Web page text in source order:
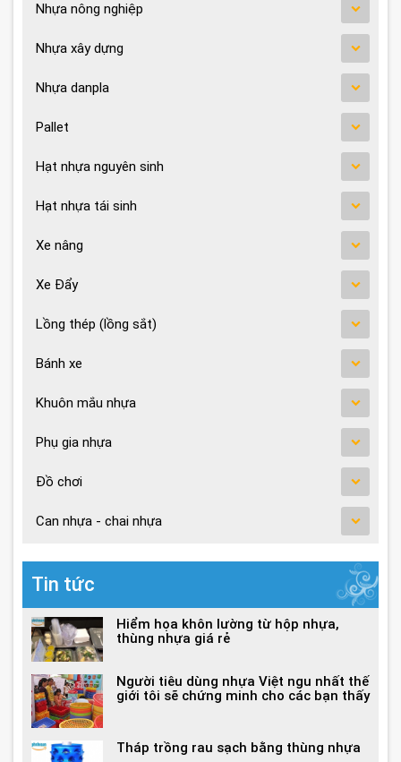
Nhựa nông nghiệp
Nhựa xây dựng
Nhựa danpla
Pallet
Hạt nhựa nguyên sinh
Hạt nhựa tái sinh
Xe nâng
Xe Đẩy
Lồng thép (lồng sắt)
Bánh xe
Khuôn mắu nhựa
Phụ gia nhựa
Đồ chơi
Can nhựa - chai nhựa
Tin tức
Hiểm họa khôn lường từ hộp nhựa,
thùng nhựa giá rẻ
Người tiêu dùng nhựa Việt ngu nhất thế
giới tôi sẽ chứng minh cho các bạn thấy
Tháp trồng rau sạch bằng thùng nhựa